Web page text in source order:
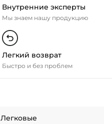
Внутренние эксперты
Мы знаем нашу продукцию
Легкий возврат
Быстро и без проблем
Легковые